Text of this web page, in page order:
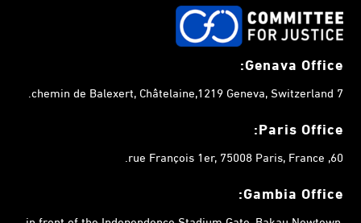
Genava Office:
7 chemin de Balexert, Châtelaine,1219 Geneva, Switzerland.
Paris Office:
60, rue François 1er, 75008 Paris, France.
Gambia Office: